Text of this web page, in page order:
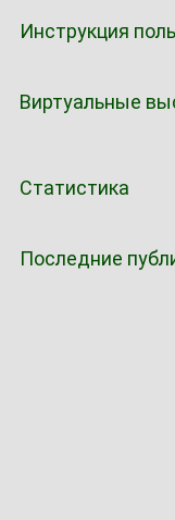
Инструкция
Виртуальные
Статистика
Последние